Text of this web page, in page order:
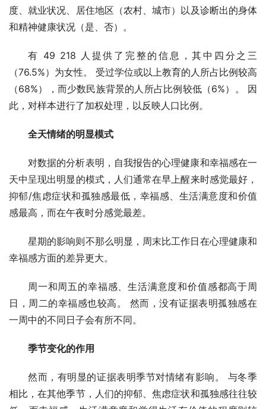
度、就业状况、居住地区（农村、城市）以及诊断出的身体
和精神健康状况（是、否）。
有 49 218 人提供了完整的信息，其中四分之三
（76.5%）为女性。 受过学位或以上教育的人所占比例较高
（68%），而少数民族背景的人所占比例较低（6%）。 因
此，对样本进行了加权处理，以反映人口比例。
全天情绪的明显模式
对数据的分析表明，自我报告的心理健康和幸福感在一
天中呈现出明显的模式，人们通常在早上醒来时感觉最好，
抑郁/焦虑症状和孤独感最低，幸福感、生活满意度和价值
感最高，而在午夜时分感觉最差。
星期的影响则不那么明显，周末比工作日在心理健康和
幸福感方面的差异更大。
周一和周五的幸福感、生活满意度和价值感都高于周
日，周二的幸福感也较高。 然而，没有证据表明孤独感在
一周中的不同日子会有所不同。
季节变化的作用
然而，有明显的证据表明季节对情绪有影响。 与冬季
相比，在其他季节，人们的抑郁、焦虑症状和孤独感往往较